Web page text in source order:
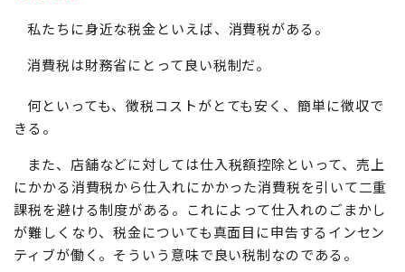
私たちに身近な税金といえば、消費税がある。
消費税は財務省にとって良い税制だ。
何といっても、徴税コストがとても安く、簡単に徴収で
きる。
また、店舗などに対しては仕入税額控除といって、売上
にかかる消費税から仕入れにかかった消費税を引いて二重
課税を避ける制度がある。これによって仕入れのごまかし
が難しくなり、税金についても真面目に申告するインセン
ティブが働く。そういう意味で良い税制なのである。